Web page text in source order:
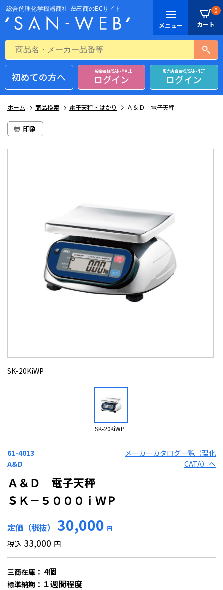
0
初めての方へ 一般会員様/SAN-MALL
ログイン
販売店会員様/SAN-NET
ログイン
ホーム 商品検索 電子天秤・はかり Ａ＆Ｄ 電子天秤
印刷
SK-20KiWP
SK-20KiWP
61-4013
A&D
メーカーカタログ一覧（理化
CATA）へ
Ａ＆Ｄ 電子天秤
ＳＫ－５０００ｉＷＰ
定価（税抜） 30,000 円
税込 33,000 円
三商在庫： 4個
標準納期： １週間程度